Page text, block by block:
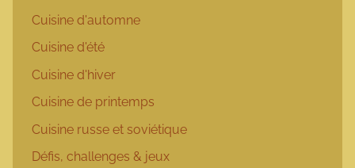
Cuisine d'automne
Cuisine d'été
Cuisine d'hiver
Cuisine de printemps
Cuisine russe et soviétique
Défis, challenges & jeux